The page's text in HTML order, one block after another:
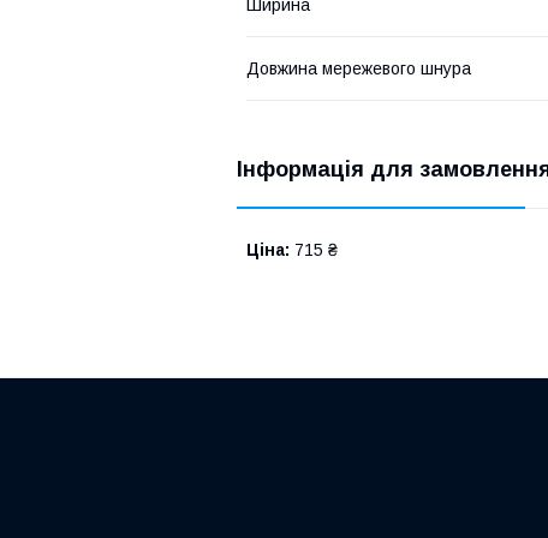
Ширина
Довжина мережевого шнура
Інформація для
Ціна: 715 ₴